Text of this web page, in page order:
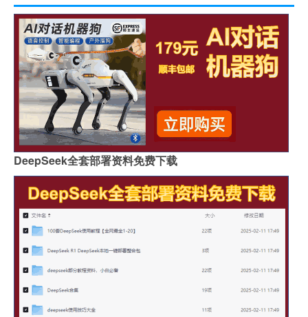
DeepSeek全套部署资料免费下载